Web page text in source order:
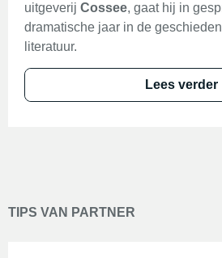
uitgeverij Cossee, gaat hij in
dramatische jaar in de
literatuur.
Lees verder
TIPS VAN PARTNER